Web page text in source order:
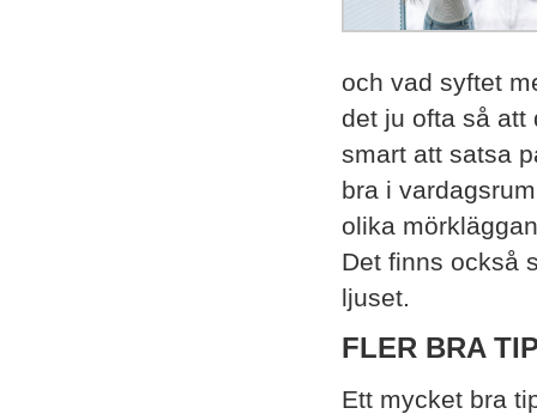
och vad syftet
det ju ofta så att
smart att satsa
bra i
olika
Det finns också
ljuset.
FLER BRA
Ett mycket bra